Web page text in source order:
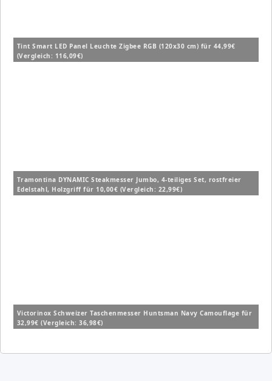
Tint Smart LED Panel Leuchte Zigbee RGB (120x30 cm) für 44,99€
(Vergleich: 116,09€)
Tramontina DYNAMIC Steakmesser Jumbo, 4-teiliges Set, rostfreier
Edelstahl, Holzgriff für 10,00€ (Vergleich: 22,99€)
Victorinox Schweizer Taschenmesser Huntsman Navy Camouflage für
32,99€ (Vergleich: 36,98€)